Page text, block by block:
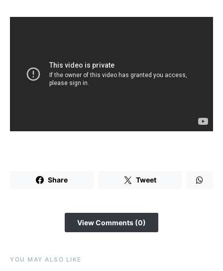
Share Tweet
View Comments (0)
YOU MAY ALSO LIKE